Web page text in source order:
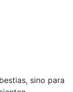
sino para